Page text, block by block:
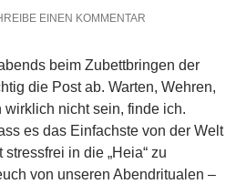
EINEN KOMMENTAR
beim Zubettbringen der
die Post ab. Warten, Wehren,
nicht sein, finde ich.
es das Einfachste von der Welt
in die „Heia“ zu
von unseren Abendritualen –